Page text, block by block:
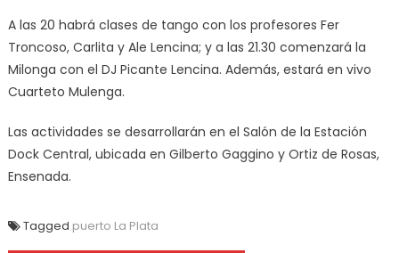
A las 20 habrá clases de tango con los profesores Fer
Troncoso, Carlita y Ale Lencina; y a las 21.30 comenzará la
Milonga con el DJ Picante Lencina. Además, estará en vivo
Cuarteto Mulenga.
Las actividades se desarrollarán en el Salón de la Estación
Dock Central, ubicada en Gilberto Gaggino y Ortiz de Rosas,
Ensenada.
Tagged puerto La Plata